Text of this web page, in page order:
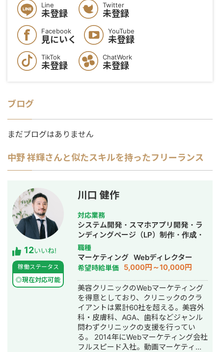
Line
未登録
Twitter
未登録
Facebook
見にいく
YouTube
未登録
TikTok
未登録
ChatWork
未登録
ブログ
まだブログはありません
中野 祥輝さんと似たスキルを持ったフリーランス
12いいね!
稼働ステータス
◎現在対応可能
川口 健作
対応業務
システム開発・スマホアプリ開発・ラ
ンディングページ（LP）制作・作成・
Youtubeチャンネル運営代行・立ち上
げ・ECサイト構築・ネットショップ作
成代行・SEO対策・新規事業立上・
SNS運用代行・記事作成代行・ライテ
ィング・ホームページ制作・作成・バ
ナー制作・デザイン・ロゴデザイン・
作成・リスティング広告運用代行・オ
ウンドメディア制作・構築・運用代
行・動画制作・動画編集・営業代行
職種
マーケティング Webディレクター
希望時給単価 5,000円～10,000円
美容クリニックのWebマーケティング
を得意としており、クリニックのクラ
イアントは累計60社を超える。美容外
科・皮膚科、AGA、歯科などジャンル
問わずクリニックの支援を行ってい
る。 2014年にWebマーケティング会社
フルスピード入社。動画マーケティン